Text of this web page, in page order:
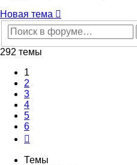
Новая тема
292 темы
1
2
3
4
5
6
Темы